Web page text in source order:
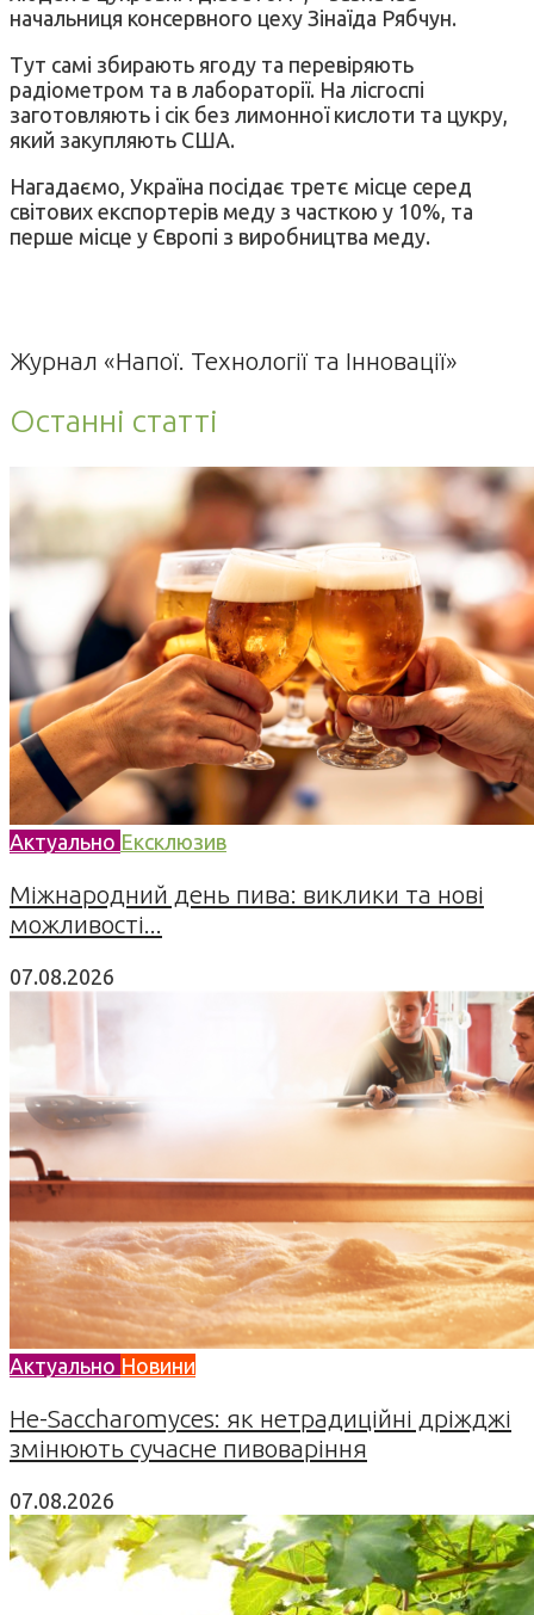
начальниця консервного цеху Зінаїда Рябчун.
Тут самі збирають ягоду та перевіряють
радіометром та в лабораторії. На лісгоспі
заготовляють і сік без лимонної кислоти та цукру,
який закупляють США.
Нагадаємо, Україна посідає третє місце серед
світових експортерів меду з часткою у 10%, та
перше місце у Європі з виробництва меду.
Журнал «Напої. Технології та Інновації»
Останні статті
Актуально Ексклюзив
Міжнародний день пива: виклики та нові
можливості...
07.08.2026
Актуально Новини
Не-Saccharomyces: як нетрадиційні дріжджі
змінюють сучасне пивоваріння
07.08.2026